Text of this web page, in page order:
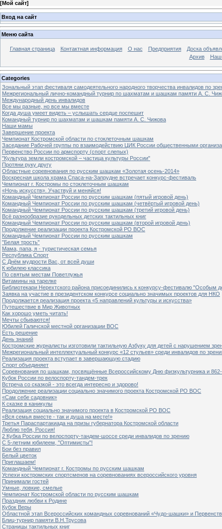
[Мой сайт]
Вход на сайт
Меню сайта
Главная страница Контактная информация О нас Предприятия
Доска
Архив
Categories
Зональный этап фестиваля самодеятельного народного творчества инвалидов по
Межрегиональный лично-командный турнир по шахматам и шашкам памяти А. С.
Международный день инвалидов
Все мы разные, но все мы вместе
Когда душа умеет видеть – услышать сердце поспешит
Командный турнир по шахматам и шашкам памяти А. С. Чижова
Наши мамы
Завершение проекта
Чемпионат Костромской области по стоклеточным шашкам
Заседание Рабочей группы по взаимодействию ЦИК России общественными
Первенство России по армспорту (спорт слепых)
"Культура земли костромской – частица культуры России"
Протяни руку другу
Областные соревнования по русским шашкам «Золотая осень-2014»
Воскресная школа храма Спаса-на-Запрудне встречает конкурс-фестиваль
Чемпионат г. Костромы по стоклеточным шашкам
«Ночь искусств». Участвуй и меняйся!
Командный Чемпионат России по русским шашкам (пятый игровой день)
Командный Чемпионат России по русским шашкам (четвёртый игровой день)
Командный Чемпионат России по русским шашкам (третий игровой день)
Всё разнообразие рукодельных детских тактильных книг
Командный Чемпионат России по русским шашкам (второй игровой день)
Продолжение реализации проекта Костромской РО ВОС
Командный Чемпионат России по русским шашкам
"Белая трость"
Мама, папа, я - туристическая семья
Республика Спорт
С Днём мудрости Вас, от всей души
К юбилею классика
По святым местам Поветлужья
Витамины на тарелке
Библиотекари Нерехтского района присоединились к конкурсу-фестивалю "Особым
Заявка на участие в президентском конкурсе социально значимых проектов для НКО
Продолжается реализация проекта «5 направлений культуры и искусства»
Путешествие в Мир Животных
Как хорошо уметь читать!
Мечты сбываются!
Юбилей Галичской местной организации ВОС
Есть решение
День знаний
Костромские журналисты изготовили тактильную Азбуку для детей с нарушением
Межрегиональный интеллектуальный конкурс «12 стульев» среди инвалидов по
Реализация проекта вступает в завершающую стадию
Спорт объединяет
Соревнования по шашкам, посвящённые Всероссийскому Дню физкультурника и
Кубок России по велоспорту-тандем-трек
Встреча со сказкой - это всегда интересно и здорово!
Продолжение реализации социально значимого проекта Костромской РО ВОС
«Сам себе садовник»
К сказке в каникулы
Реализация социально значимого проекта в Костромской РО ВОС
«Вся семья вместе - так и душа на месте!»
Третья Параспартакиада на призы губернатора Костромской области
Люблю тебя, Россия!
2 Кубка России по велоспорту-тандем-шоссе среди инвалидов по зрению
С 5-летним юбилеем, "Оптимисты"!
Бои без правил
Белый цветок
Приглашаем!
Командный Чемпионат г. Костромы по русским шашкам
Успехи костромских спортсменов на соревнованиях всероссийского уровня
Принимали гостей
Умные, ловкие, смелые
Чемпионат Костромской области по русским шашкам
Праздник любви к Родине
Кубок Веры
Областной этап Всероссийских командных соревнований «Чудо-шашки» и
Блиц-турнир памяти В.Н.Трусова
Страницы тактильных книг